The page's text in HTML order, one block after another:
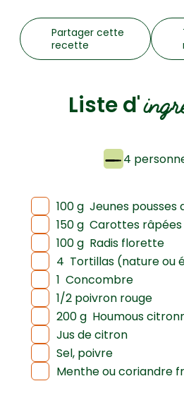
Partager cette
recette
Liste d'
4
100 g Jeunes pousses
150 g Carottes
100 g Radis florette
4 Tortillas (nature ou
1 Concombre
1/2 poivron rouge
200 g Houmous
Jus de citron
Sel, poivre
Menthe ou coriandre